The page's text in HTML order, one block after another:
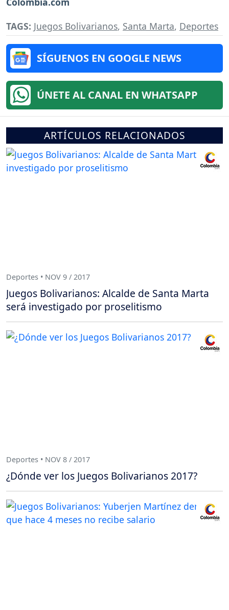
TAGS: Juegos Bolivarianos, Santa Marta, Deportes
SÍGUENOS EN GOOGLE NEWS
ÚNETE AL CANAL EN WHATSAPP
ARTÍCULOS RELACIONADOS
Deportes • NOV 9 / 2017
Juegos Bolivarianos: Alcalde de Santa Marta
será investigado por proselitismo
Deportes • NOV 8 / 2017
¿Dónde ver los Juegos Bolivarianos 2017?